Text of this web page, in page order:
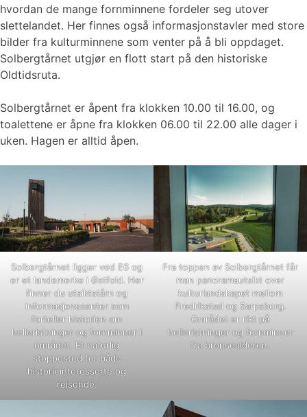
hvordan de mange fornminnene fordeler seg utover
slettelandet. Her finnes også informasjonstavler med store
bilder fra kulturminnene som venter på å bli oppdaget.
Solbergtårnet utgjør en flott start på den historiske
Oldtidsruta.
Solbergtårnet er åpent fra klokken 10.00 til 16.00, og
toalettene er åpne fra klokken 06.00 til 22.00 alle dager i
uken. Hagen er alltid åpen.
Solbergtårnet ligger ved E6 og
er et landemerke i Østfold. Her
finner du utsiktstårn og
informasjonssenter som
forteller historien om
helleristninger og fornminner i
området. Et naturlig
stoppested for både
historieinteresserte og
reisende.
Fra toppen av Solbergtårnet får
man panoramautsikt over
kulturlandskapet mellom
Fredrikstad og Sarpsborg.
Området er rikt på
helleristninger og fornminner
fra bronsealderen.